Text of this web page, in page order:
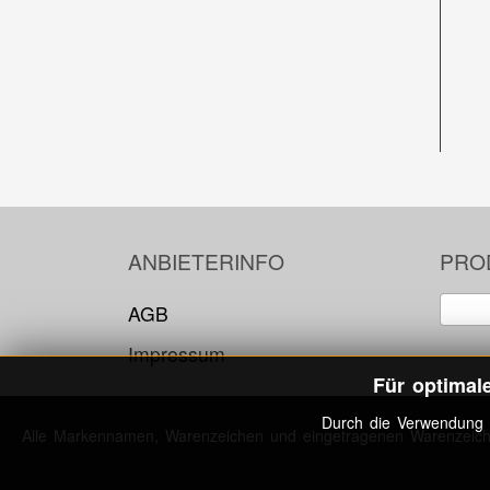
ANBIETERINFO
AGB
Impressum
Für
Durch die
Alle Markennamen, Warenzeichen und eingetragenen